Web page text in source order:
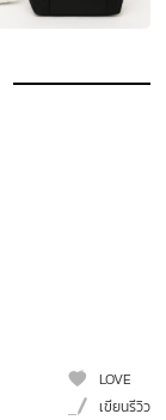
LOVE
เขียนรีวิว